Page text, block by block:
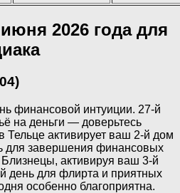
2026 года для
финансовой интуиции. 27-й
на деньги — доверьтесь
Тельце активирует ваш 2-й дом
для завершения финансовых
активируя ваш 3-й
для флирта и приятных
особенно благоприятна.